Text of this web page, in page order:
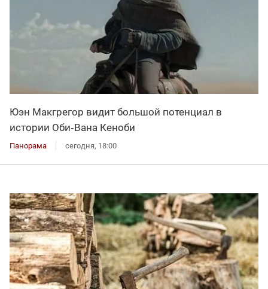
Юэн Макгрегор видит большой потенциал в
истории Оби‑Вана Кеноби
Панорама сегодня, 18:00